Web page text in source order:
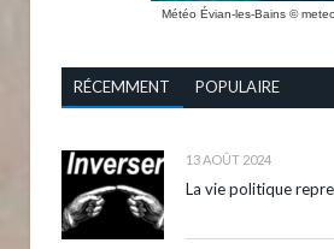
Météo Évian-les-Bains ©
RÉCEMMENT POPULAIRE
13 AOÛT 2024
La vie politique